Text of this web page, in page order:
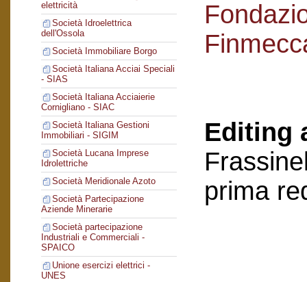
elettricità
Società Idroelettrica
dell'Ossola
Società Immobiliare Borgo
Società Italiana Acciai Speciali
- SIAS
Società Italiana Acciaierie
Cornigliano - SIAC
Società Italiana Gestioni
Immobiliari - SIGIM
Società Lucana Imprese
Idrolettriche
Società Meridionale Azoto
Società Partecipazione
Aziende Minerarie
Società partecipazione
Industriali e Commerciali -
SPAICO
Unione esercizi elettrici -
UNES
Editing
prima